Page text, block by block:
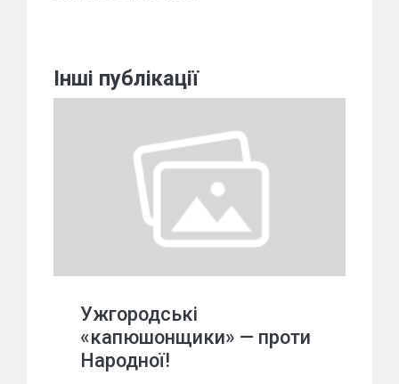
Інші публікації
Ужгородські
«капюшонщики» — проти
Народної!